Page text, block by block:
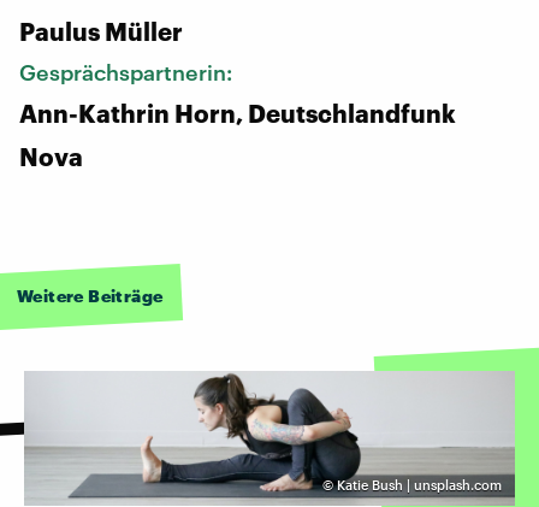
Paulus Müller
Gesprächspartnerin:
Ann-Kathrin Horn, Deutschlandfunk
Nova
Weitere Beiträge
©Katie Bush | unsplash.com